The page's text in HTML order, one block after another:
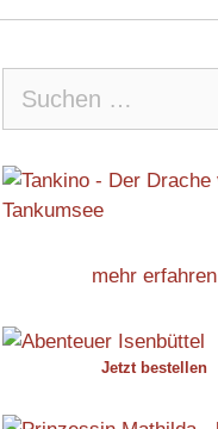
nach:
mehr erfahren
Jetzt bestellen